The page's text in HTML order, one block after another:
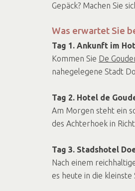
Gepäck? Machen Sie
Was erwartet Sie
Tag 1. Ankunft im
Kommen Sie De
nahegelegene Stadt
Tag 2. Hotel de
Am Morgen steht ein
des Achterhoek in
Tag 3. Stadshotel
Nach einem
es heute in die